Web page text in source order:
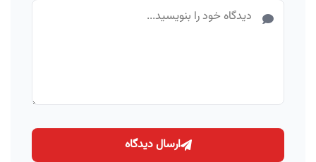
ارسال دیدگاه